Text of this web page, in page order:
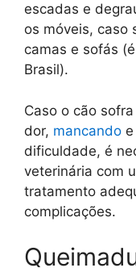
escadas e
os móveis, caso
camas e sofás
Brasil).
Caso o cão
dor, mancando
dificuldade, é
veterinária com
tratamento
complicações.